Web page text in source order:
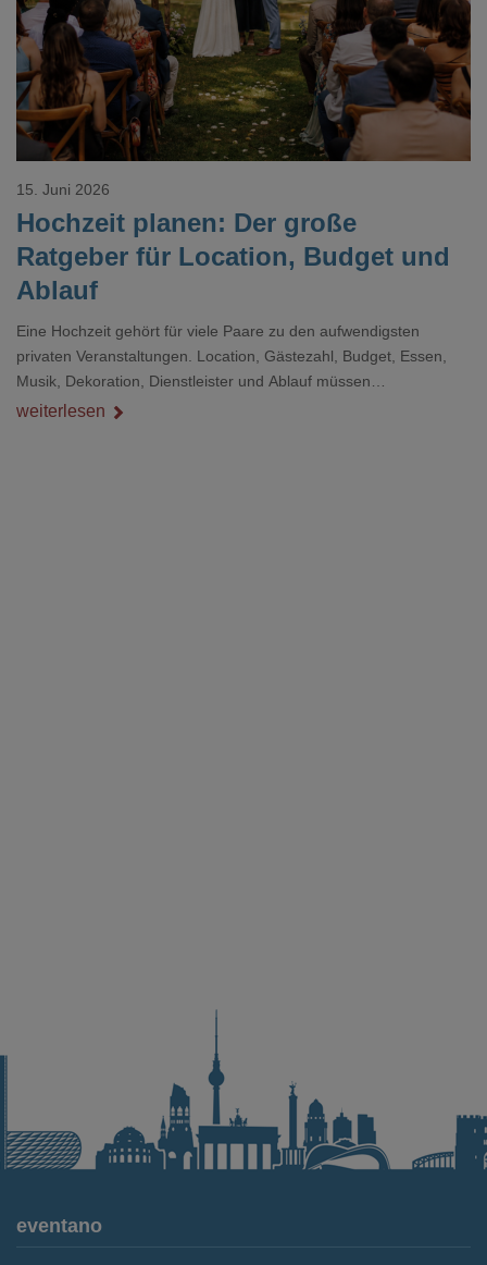
Hochzeit planen: Der große
Ratgeber für Location, Budget und
Ablauf
15. Juni 2026
Eine Hochzeit gehört für viele Paare zu den aufwendigsten
privaten Veranstaltungen. Location, Gästezahl, Budget, Essen,
Musik, Dekoration, Dienstleister und Ablauf müssen
zusammenpassen, damit der Tag gut organisiert ist und trotzdem
weiterlesen
eventano